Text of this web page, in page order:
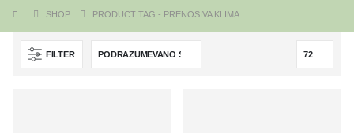
SHOP PRODUCT TAG - PRENOSIVA KLIMA
FILTER